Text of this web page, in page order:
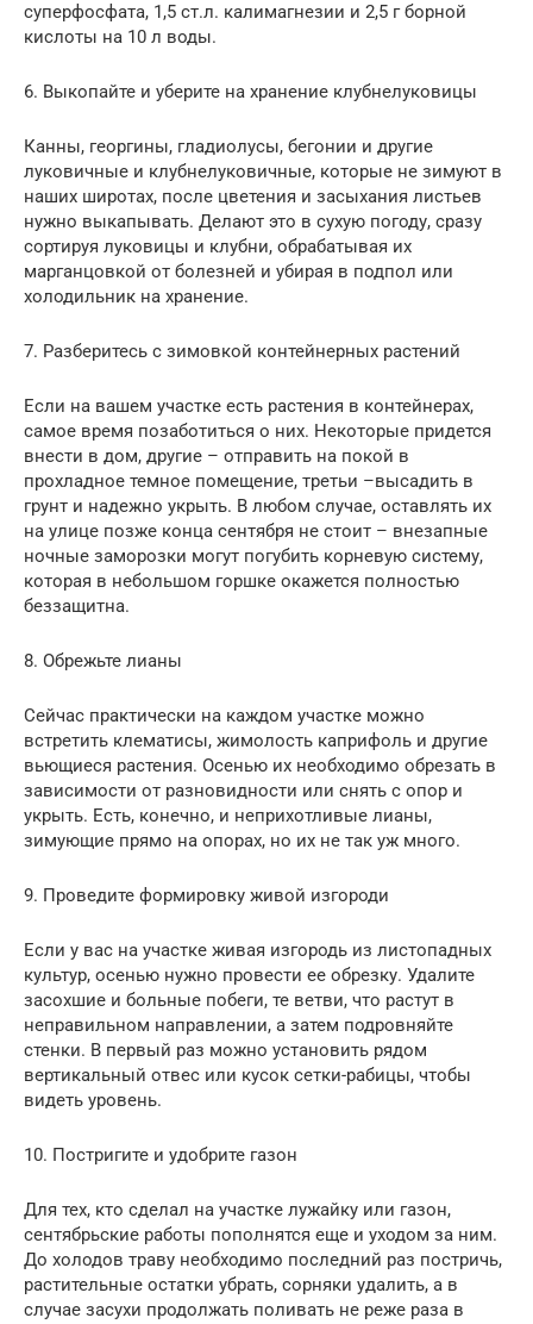
суперфосфата, 1,5 ст.л. калимагнезии и 2,5 г борной
кислоты на 10 л воды.
6. Выкопайте и уберите на хранение клубнелуковицы
Канны, георгины, гладиолусы, бегонии и другие
луковичные и клубнелуковичные, которые не зимуют в
наших широтах, после цветения и засыхания листьев
нужно выкапывать. Делают это в сухую погоду, сразу
сортируя луковицы и клубни, обрабатывая их
марганцовкой от болезней и убирая в подпол или
холодильник на хранение.
7. Разберитесь с зимовкой контейнерных растений
Если на вашем участке есть растения в контейнерах,
самое время позаботиться о них. Некоторые придется
внести в дом, другие – отправить на покой в
прохладное темное помещение, третьи –высадить в
грунт и надежно укрыть. В любом случае, оставлять их
на улице позже конца сентября не стоит – внезапные
ночные заморозки могут погубить корневую систему,
которая в небольшом горшке окажется полностью
беззащитна.
8. Обрежьте лианы
Сейчас практически на каждом участке можно
встретить клематисы, жимолость каприфоль и другие
вьющиеся растения. Осенью их необходимо обрезать в
зависимости от разновидности или снять с опор и
укрыть. Есть, конечно, и неприхотливые лианы,
зимующие прямо на опорах, но их не так уж много.
9. Проведите формировку живой изгороди
Если у вас на участке живая изгородь из листопадных
культур, осенью нужно провести ее обрезку. Удалите
засохшие и больные побеги, те ветви, что растут в
неправильном направлении, а затем подровняйте
стенки. В первый раз можно установить рядом
вертикальный отвес или кусок сетки-рабицы, чтобы
видеть уровень.
10. Постригите и удобрите газон
Для тех, кто сделал на участке лужайку или газон,
сентябрьские работы пополнятся еще и уходом за ним.
До холодов траву необходимо последний раз постричь,
растительные остатки убрать, сорняки удалить, а в
случае засухи продолжать поливать не реже раза в